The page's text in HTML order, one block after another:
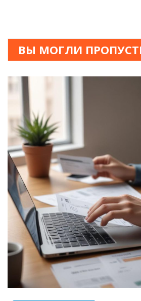
ВЫ МОГЛИ